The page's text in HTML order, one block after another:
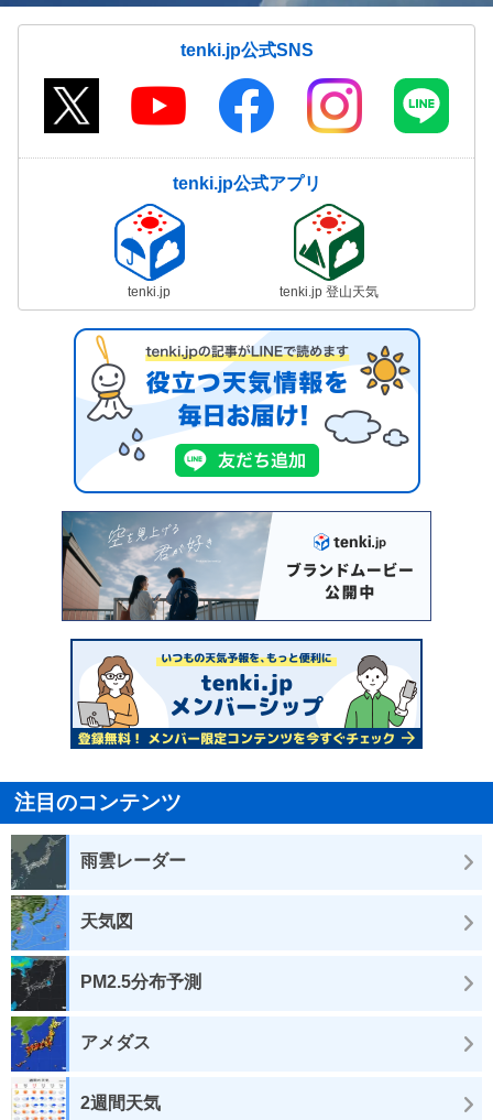
tenki.jp公式SNS
tenki.jp公式アプリ
tenki.jp tenki.jp 登山天気
注目のコンテンツ
雨雲レーダー
天気図
PM2.5分布予測
アメダス
2週間天気